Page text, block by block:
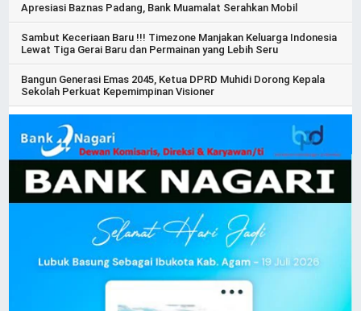
Apresiasi Baznas Padang, Bank Muamalat Serahkan Mobil
Sambut Keceriaan Baru !!! Timezone Manjakan Keluarga Indonesia
Lewat Tiga Gerai Baru dan Permainan yang Lebih Seru
Bangun Generasi Emas 2045, Ketua DPRD Muhidi Dorong Kepala
Sekolah Perkuat Kepemimpinan Visioner